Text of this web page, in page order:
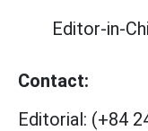
Editor-in-
Contact:
Editorial: (+84